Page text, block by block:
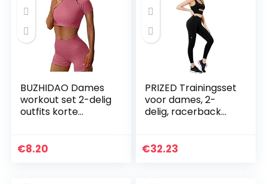
BUZHIDAO Dames
workout set 2-delig
outfits korte
taille yoga shorts
€8.20
PRIZED Trainingsset
voor dames, 2-
delig, racerback
sportbeha en hoge
€32.23